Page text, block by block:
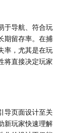
于导航、符合玩
期留存率。在捕
率，尤其是在玩
将直接决定玩家
导页面设计至关
新玩家快速理解